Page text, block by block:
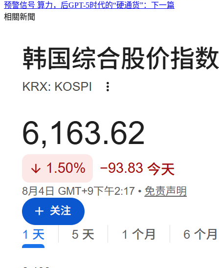
预警信号 算力，后GPT-5时代的“硬通货”：下一篇
相關新聞